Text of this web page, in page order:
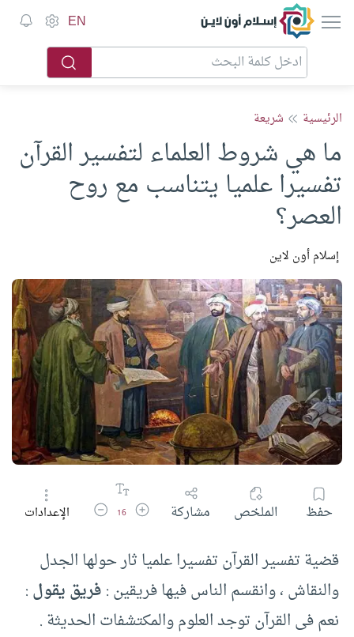
إسلام أون لاين EN
الرئيسية شريعة
ما هي شروط العلماء لتفسير القرآن
تفسيرا علميا يتناسب مع روح
العصر؟
إسلام أون لاين
حفظ الملخص مشاركة زيادة حجم الخط
16 تقليل حجم الخط
الإعدادات
قضية تفسير القرآن تفسيرا علميا ثار حولها الجدل
والنقاش ، وانقسم الناس فيها فريقين :‏فريق يقول:‏
نعم فى القرآن توجد العلوم والمكتشفات الحديثة .‏